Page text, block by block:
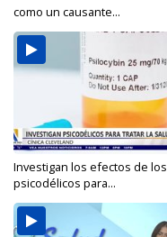
como un causante...
Investigan los efectos de los
psicodélicos para...